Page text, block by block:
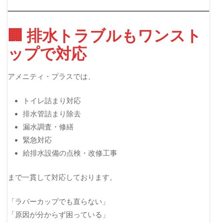
🏢 排水トラブルもワンスト
ップで対応
アメニティ・プラスでは、
トイレ詰まり対応
排水管詰まり除去
漏水調査・修繕
緊急対応
給排水設備の点検・改修工事
まで一貫して対応しております。
「ラバーカップでも直らない」
「原因が分からず困っている」